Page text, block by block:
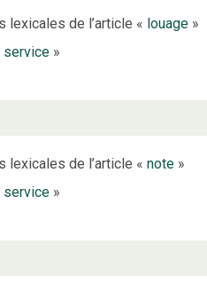
lexicales de l’article « louage »
service »
lexicales de l’article «note »
service »